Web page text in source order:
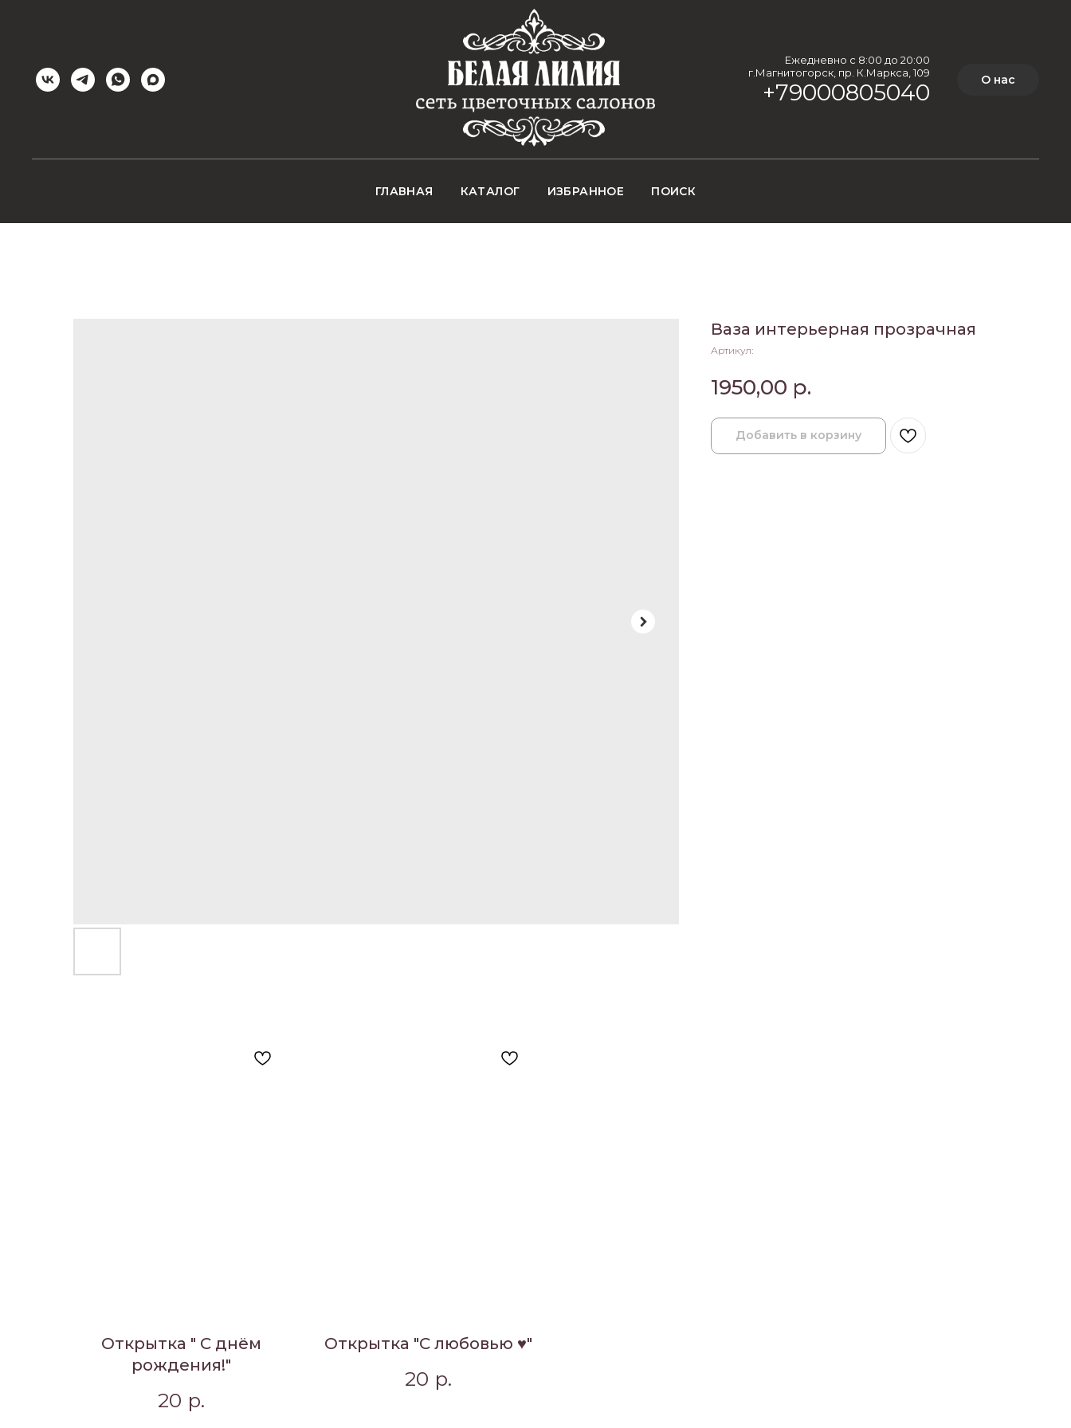
Ежедневно с 8:00 до 20:00
г.Магнитогорск, пр. К.Маркса, 109
+79000805040 О нас
ГЛАВНАЯ КАТАЛОГ ИЗБРАННОЕ ПОИСК
Ваза интерьерная прозрачная
Артикул:
1950,00 р.
Добавить в корзину
Открытка " С днём
рождения!"
20 р.
Открытка "С любовью ♥"
20 р.